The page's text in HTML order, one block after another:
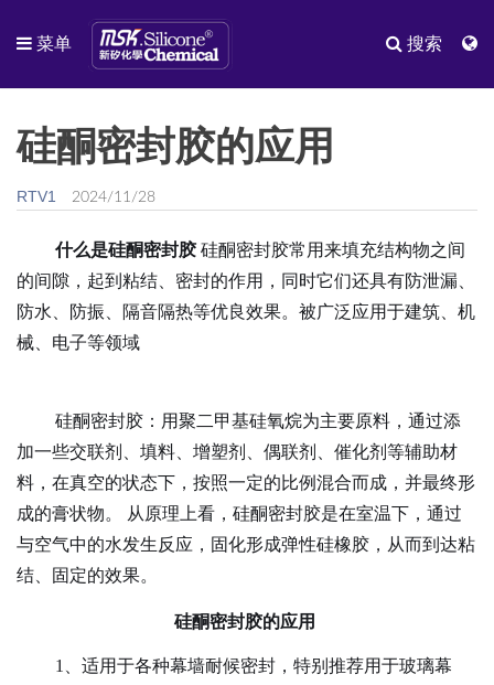
菜单 搜索
硅酮密封胶的应用
RTV1 2024/11/28
什么是硅酮密封胶 硅酮密封胶常用来填充结构物之间
的间隙，起到粘结、密封的作用，同时它们还具有防泄漏、
防水、防振、隔音隔热等优良效果。被广泛应用于建筑、机
械、电子等领域
硅酮密封胶：用聚二甲基硅氧烷为主要原料，通过添
加一些交联剂、填料、增塑剂、偶联剂、催化剂等辅助材
料，在真空的状态下，按照一定的比例混合而成，并最终形
成的膏状物。
从原理上看，硅酮密封胶是在室温下，通过
与空气中的水发生反应，固化形成弹性硅橡胶，从而到达粘
结、固定的效果。
硅酮密封胶的应用
1、适用于各种幕墙耐候密封，特别推荐用于玻璃幕